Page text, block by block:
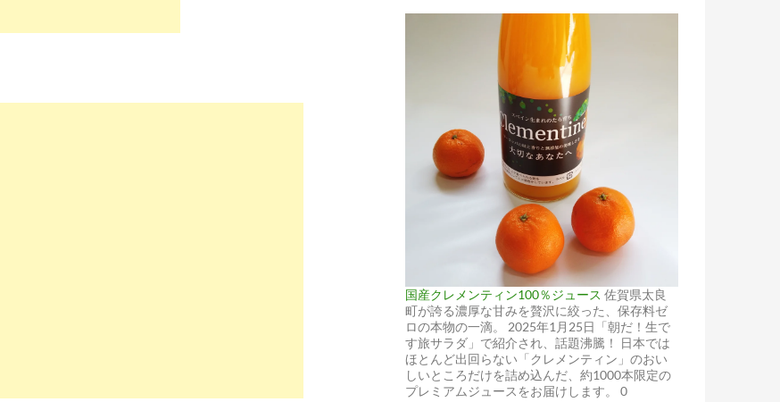
国産クレメンティン100％ジュース 佐賀県太良
町が誇る濃厚な甘みを贅沢に絞った、保存料ゼ
ロの本物の一滴。 2025年1月25日「朝だ！生で
す旅サラダ」で紹介され、話題沸騰！ 日本では
ほとんど出回らない「クレメンティン」のおい
しいところだけを詰め込んだ、約1000本限定の
プレミアムジュースをお届けします。 0